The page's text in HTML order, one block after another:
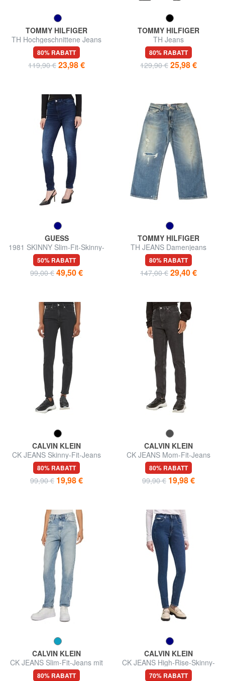
TOMMY HILFIGER
TH Hochgeschnittene Jeans
80% RABATT
119,90 € 23,98 €
TOMMY HILFIGER
TH Jeans
80% RABATT
129,90 € 25,98 €
GUESS
1981 SKINNY Slim-Fit-Skinny-
Jeans
50% RABATT
99,00 € 49,50 €
TOMMY HILFIGER
TH JEANS Damenjeans
80% RABATT
147,00 € 29,40 €
CALVIN KLEIN
CK JEANS Skinny-Fit-Jeans
mit mittlerer Leibhöhe
80% RABATT
99,90 € 19,98 €
CALVIN KLEIN
CK JEANS Mom-Fit-Jeans
80% RABATT
99,90 € 19,98 €
CALVIN KLEIN
CK JEANS Slim-Fit-Jeans mit
geradem Schnitt
80% RABATT
CALVIN KLEIN
CK JEANS High-Rise-Skinny-
Jeans
70% RABATT